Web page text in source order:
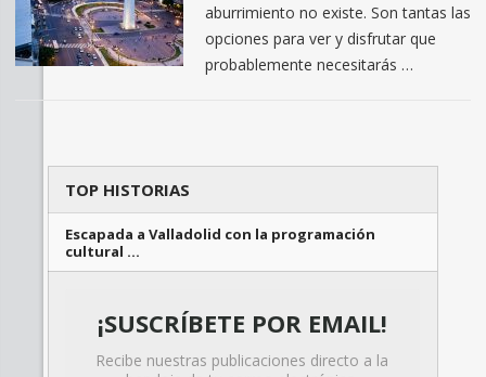
aburrimiento no existe. Son tantas las
opciones para ver y disfrutar que
probablemente necesitarás …
TOP HISTORIAS
Escapada a Valladolid con la programación
cultural …
¡SUSCRÍBETE POR EMAIL!
Recibe nuestras publicaciones directo a la